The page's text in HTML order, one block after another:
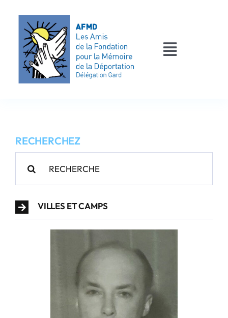
contenu
Toggle
AFMD 30
Les victimes
RECHERCHEZ
VILLES ET CAMPS